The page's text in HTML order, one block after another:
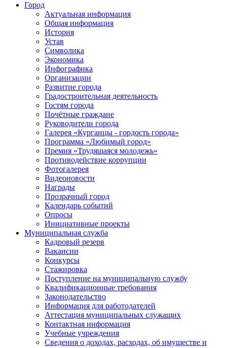
Город
Актуальная информация
Общая информация
История
Устав
Символика
Экономика
Инфографика
Организации
Развитие города
Градостроительная деятельность
Гостям города
Почётные граждане
Руководители города
Галерея «Курганцы - гордость города»
Программа «Любимый город»
Премия «Трудящаяся молодежь»
Противодействие коррупции
Фотогалерея
Видеоновости
Награды
Прозрачный город
Календарь событий
Опросы
Инициативные проекты
Муниципальная служба
Кадровый резерв
Вакансии
Конкурсы
Стажировка
Поступление на муниципальную службу
Квалификационные требования
Законодательство
Информация для работодателей
Аттестация муниципальных служащих
Контактная информация
Учебные учреждения
Сведения о доходах, расходах, об имуществе и